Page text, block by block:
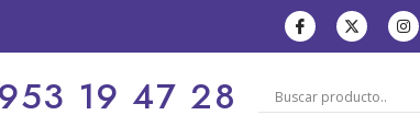
19 47 28